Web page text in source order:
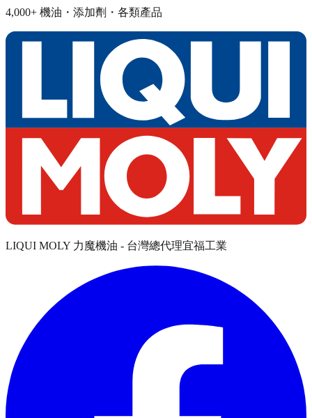
4,000+ 機油・添加劑・各類產品
LIQUI MOLY 力魔機油 - 台灣總代理宜福工業